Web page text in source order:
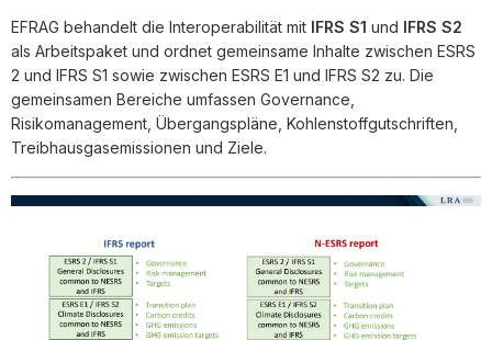
EFRAG behandelt die Interoperabilität mit IFRS S1 und IFRS S2
als Arbeitspaket und ordnet gemeinsame Inhalte zwischen ESRS
2 und IFRS S1 sowie zwischen ESRS E1 und IFRS S2 zu. Die
gemeinsamen Bereiche umfassen Governance,
Risikomanagement, Übergangspläne, Kohlenstoffgutschriften,
Treibhausgasemissionen und Ziele.